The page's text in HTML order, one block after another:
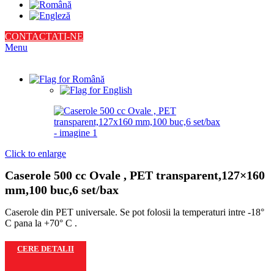
CONTACTATI-NE
Menu
Click to enlarge
Caserole 500 cc Ovale , PET transparent,127×160
mm,100 buc,6 set/bax
Caserole din PET universale. Se pot folosii la temperaturi intre -18°
C pana la +70° C .
CERE DETALII